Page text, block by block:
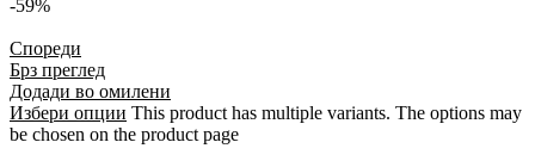
-59%
Спореди
Брз преглед
Додади во омилени
Избери опции This product has multiple variants. The options may
be chosen on the product page